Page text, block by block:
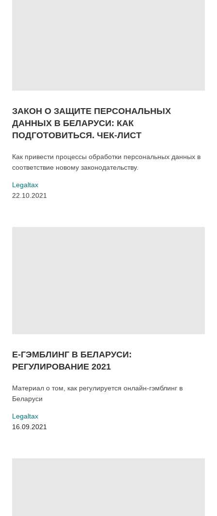
ЗАКОН О ЗАЩИТЕ ПЕРСОНАЛЬНЫХ
ДАННЫХ В БЕЛАРУСИ: КАК
ПОДГОТОВИТЬСЯ. ЧЕК-ЛИСТ
Как привести процессы обработки персональных данных в
соответствие новому законодательству.
Legaltax
22.10.2021
E-ГЭМБЛИНГ В БЕЛАРУСИ:
РЕГУЛИРОВАНИЕ 2021
Материал о том, как регулируется онлайн-гэмблинг в
Беларуси
Legaltax
16.09.2021